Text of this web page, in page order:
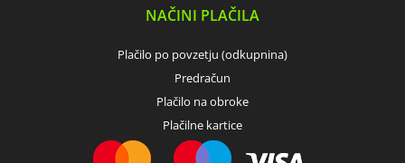
NAČINI PLAČILA
Plačilo po povzetju (odkupnina)
Predračun
Plačilo na obroke
Plačilne kartice